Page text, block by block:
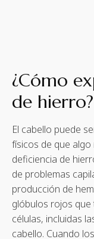
¿Cómo
de hierro?
El cabello puede
físicos de que
deficiencia de
de problemas
producción de
glóbulos rojos
células, incluidas
cabello. Cuando